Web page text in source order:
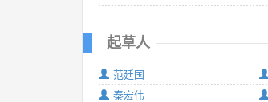
起草人
范廷国
秦宏伟